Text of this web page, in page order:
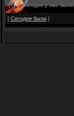
Сегодня у нас были
[ Сегодня были ]